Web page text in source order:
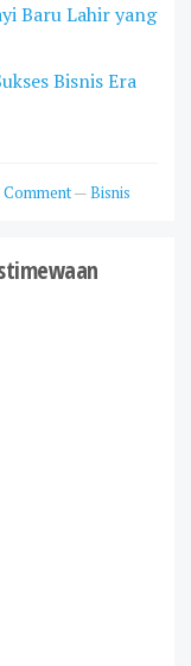
Baru Lahir yang
Bisnis Era
Comment—Bisnis